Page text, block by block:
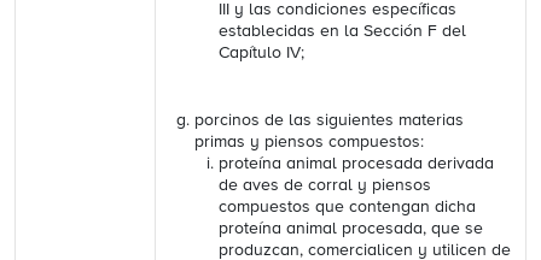
III y las condiciones específicas
establecidas en la Sección F del
Capítulo IV;
porcinos de las siguientes materias
primas y piensos compuestos:
proteína animal procesada derivada
de aves de corral y piensos
compuestos que contengan dicha
proteína animal procesada, que se
produzcan, comercialicen y utilicen de